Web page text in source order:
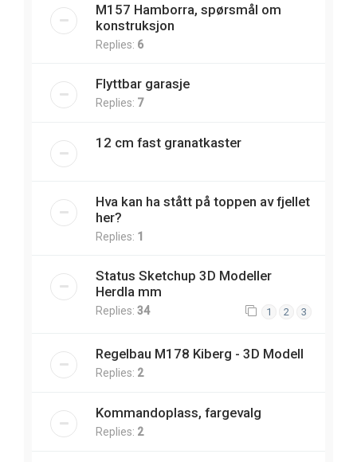
M157 Hamborra, spørsmål om
konstruksjon
Replies: 6
Flyttbar garasje
Replies: 7
12 cm fast granatkaster
Hva kan ha stått på toppen av fjellet
her?
Replies: 1
Status Sketchup 3D Modeller
Herdla mm
Replies: 34 1 2 3
Regelbau M178 Kiberg - 3D Modell
Replies: 2
Kommandoplass, fargevalg
Replies: 2